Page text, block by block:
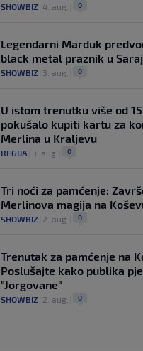
SHOWBIZ 4. aug. 0
Legendarni Marduk
black metal praznik u
SHOWBIZ 3. aug. 0
U istom trenutku više od
pokušalo kupiti kartu za
Merlina u Kraljevu
REGIJA 3. aug. 0
Tri noći za pamćenje:
Merlinova magija na
SHOWBIZ 2. aug. 0
Trenutak za pamćenje na
Poslušajte kako publika
"Jorgovane"
SHOWBIZ 2. aug. 0